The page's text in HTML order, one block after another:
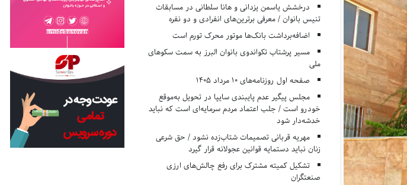
درخشش یاسمن یزدانی و هانا سلطانی در مسابقات
تنیس بانوان / معرفی برترین‌های انفرادی و دو نفره
اضافه‌برداشت بانک‌ها موتور محرک تورم است
مسیر پرشتاب تکواندوی بانوان البرز به سمت سکوهای
ملی
صفحه اول روزنامه‌های 10 مرداد 1405
مجلس پیگیر عدم پایبندی سایپا در تحویل به‌موقع
خودرو است / جلب اعتماد مردم سرمایه‌ای است که نباید
خدشه‌دار شود
مهریه قربانی تصمیمات شتاب‌زده نشود / حق شرعی
زنان نباید دستمایه قوانین عجولانه قرار گیرد
تشکیل کمیته مشترک برای رفع چالش‌های ارزی
صنعتگران